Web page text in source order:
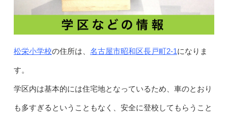
松栄小学校の住所は、 名古屋市昭和区長戸町2-1になりま
す。
学区内は基本的には住宅地となっているため、車のとおり
も多すぎるということもなく、安全に登校してもらうこと